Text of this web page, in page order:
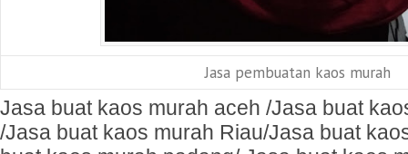
Jasa pembuatan kaos murah
Jasa buat kaos murah aceh /Jasa buat
/Jasa buat kaos murah Riau/Jasa buat